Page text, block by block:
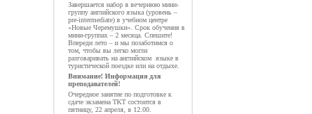
Завершается набор в вечернюю мини-
группу английского языка (уровень –
pre-intermediate) в учебном центре
«Новые Черемушки». Срок обучения в
мини-группах – 2 месяца. Спешите!
Впереди лето – и мы позаботимся о
том, чтобы вы легко могли
разговаривать на английском языке в
туристической поездке или на отдыхе.
Внимание! Информация для
преподавателей!
Очередное занятие по подготовке к
сдаче экзамена TKT состоится в
пятницу, 22 апреля, в 12.00.